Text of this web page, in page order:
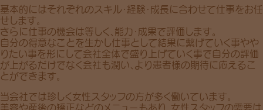
基本的にはそれぞれのスキル・経験・成長に合わせて仕事をお任
せします。
さらに仕事の機会は等しく、能力・成果で評価します。
自分の得意なことを生かし仕事として結果に繋げていく事やや
りたい事を形にして会社全体で盛り上げていく事で自分の評価
が上がるだけでなく会社も潤い、より患者様の期待に応えるこ
とができます。
当会社では珍しく女性スタッフの方が多く働いています。
美容や産後の矯正などのメニューもあり、女性スタッフの需要は